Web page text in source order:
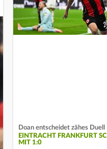
Doan entscheidet zähes Duell
EINTRACHT FRANKFURT
MIT 1:0